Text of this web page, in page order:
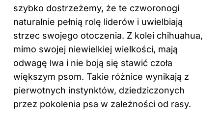
szybko dostrzeżemy, że te czworonogi
naturalnie pełnią rolę liderów i uwielbiają
strzec swojego otoczenia. Z kolei chihuahua,
mimo swojej niewielkiej wielkości, mają
odwagę lwa i nie boją się stawić czoła
większym psom. Takie różnice wynikają z
pierwotnych instynktów, dziedziczonych
przez pokolenia psa w zależności od rasy.